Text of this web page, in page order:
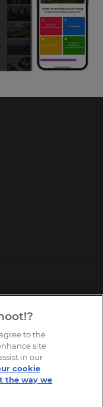
to the
site
in our
cookie
the way we